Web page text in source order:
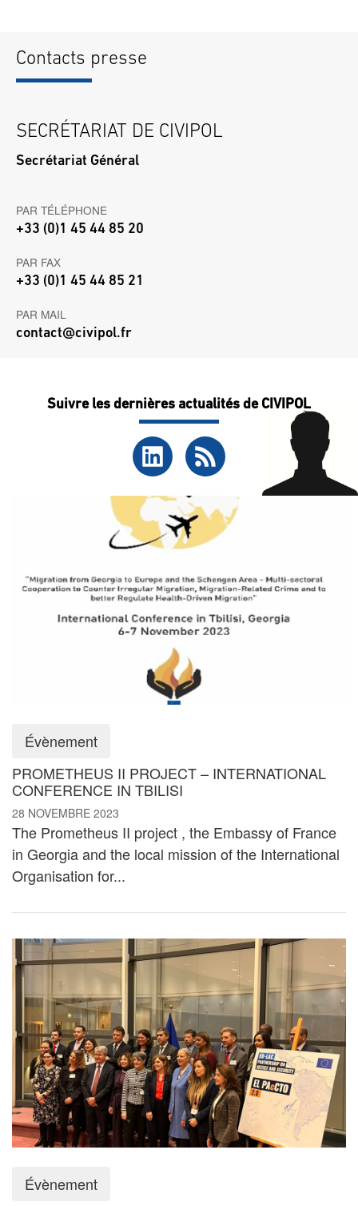
Évènement
PROMETHEUS II PROJECT – INTERNATIONAL
CONFERENCE IN TBILISI
28 NOVEMBRE 2023
The Prometheus II project , the Embassy of France
in Georgia and the local mission of the International
Organisation for...
Évènement
Contacts presse
SECRÉTARIAT DE CIVIPOL
Secrétariat Général
PAR TÉLÉPHONE
+33 (0)1 45 44 85 20
PAR FAX
+33 (0)1 45 44 85 21
PAR MAIL
contact@civipol.fr
Suivre les dernières actualités de CIVIPOL